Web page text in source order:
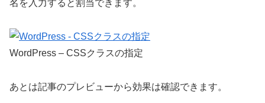
名を入力すると割当できます。
WordPress – CSSクラスの指定
あとは記事のプレビューから効果は確認できます。